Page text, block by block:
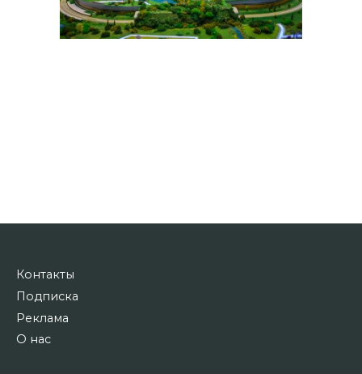
Контакты
Подписка
Реклама
О нас